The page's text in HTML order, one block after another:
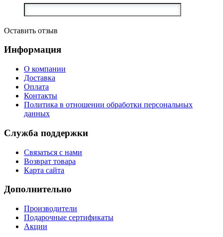
Оставить отзыв
Информация
О компании
Доставка
Оплата
Контакты
Политика в отношении обработки персональных
данных
Служба поддержки
Связаться с нами
Возврат товара
Карта сайта
Дополнительно
Производители
Подарочные сертификаты
Акции